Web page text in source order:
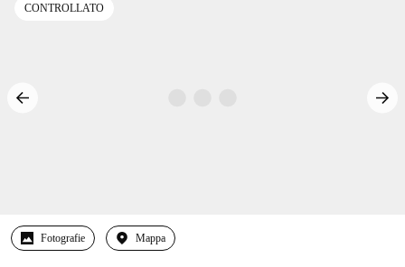
CONTROLLATO
Fotografie Mappa